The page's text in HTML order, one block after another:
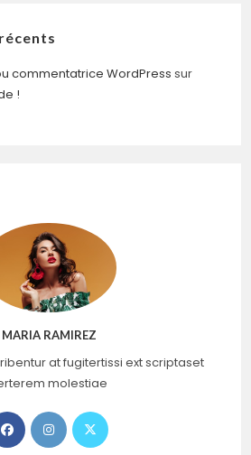
commentatrice WordPress sur
!
MARIA RAMIREZ
at fugitertissi ext scriptaset
molestiae
S’ouvre
dans
S’ouvre
dans
S’ouvre